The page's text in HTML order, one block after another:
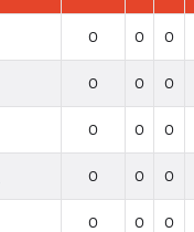
0 0 0
0 0 0
0 0 0
0 0 0
0 0 0